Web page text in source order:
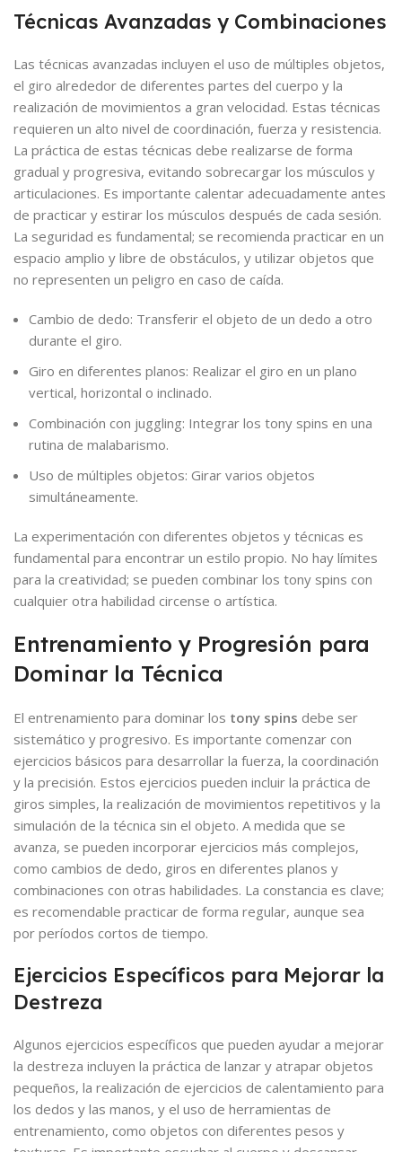
Técnicas Avanzadas y Combinaciones
Las técnicas avanzadas incluyen el uso de múltiples objetos,
el giro alrededor de diferentes partes del cuerpo y la
realización de movimientos a gran velocidad. Estas técnicas
requieren un alto nivel de coordinación, fuerza y resistencia.
La práctica de estas técnicas debe realizarse de forma
gradual y progresiva, evitando sobrecargar los músculos y
articulaciones. Es importante calentar adecuadamente antes
de practicar y estirar los músculos después de cada sesión.
La seguridad es fundamental; se recomienda practicar en un
espacio amplio y libre de obstáculos, y utilizar objetos que
no representen un peligro en caso de caída.
Cambio de dedo: Transferir el objeto de un dedo a otro
durante el giro.
Giro en diferentes planos: Realizar el giro en un plano
vertical, horizontal o inclinado.
Combinación con juggling: Integrar los tony spins en una
rutina de malabarismo.
Uso de múltiples objetos: Girar varios objetos
simultáneamente.
La experimentación con diferentes objetos y técnicas es
fundamental para encontrar un estilo propio. No hay límites
para la creatividad; se pueden combinar los tony spins con
cualquier otra habilidad circense o artística.
Entrenamiento y Progresión para
Dominar la Técnica
El entrenamiento para dominar los tony spins debe ser
sistemático y progresivo. Es importante comenzar con
ejercicios básicos para desarrollar la fuerza, la coordinación
y la precisión. Estos ejercicios pueden incluir la práctica de
giros simples, la realización de movimientos repetitivos y la
simulación de la técnica sin el objeto. A medida que se
avanza, se pueden incorporar ejercicios más complejos,
como cambios de dedo, giros en diferentes planos y
combinaciones con otras habilidades. La constancia es clave;
es recomendable practicar de forma regular, aunque sea
por períodos cortos de tiempo.
Ejercicios Específicos para Mejorar la
Destreza
Algunos ejercicios específicos que pueden ayudar a mejorar
la destreza incluyen la práctica de lanzar y atrapar objetos
pequeños, la realización de ejercicios de calentamiento para
los dedos y las manos, y el uso de herramientas de
entrenamiento, como objetos con diferentes pesos y